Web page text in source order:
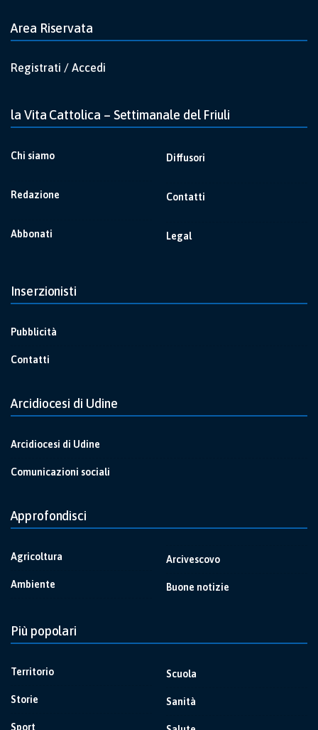
Area Riservata
Registrati / Accedi
la Vita Cattolica – Settimanale del Friuli
Chi siamo
Redazione
Abbonati
Diffusori
Contatti
Legal
Inserzionisti
Pubblicità
Contatti
Arcidiocesi di Udine
Arcidiocesi di Udine
Comunicazioni sociali
Approfondisci
Agricoltura
Ambiente
Arcivescovo
Buone notizie
Più popolari
Territorio
Storie
Sport
Scuola
Sanità